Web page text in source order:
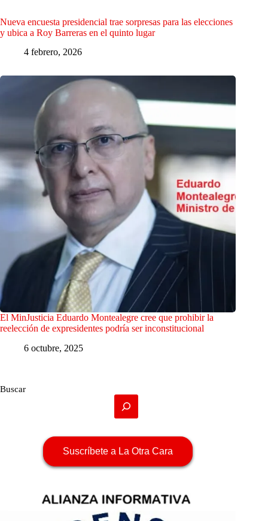
Nueva encuesta presidencial trae sorpresas para las elecciones
y ubica a Roy Barreras en el quinto lugar
4 febrero, 2026
El MinJusticia Eduardo Montealegre cree que prohibir la
reelección de expresidentes podría ser inconstitucional
6 octubre, 2025
Buscar
Suscríbete a La Otra Cara